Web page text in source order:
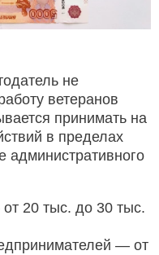
не
ветеранов
принимать на
в пределах
административного
20 тыс. до 30 тыс.
— от